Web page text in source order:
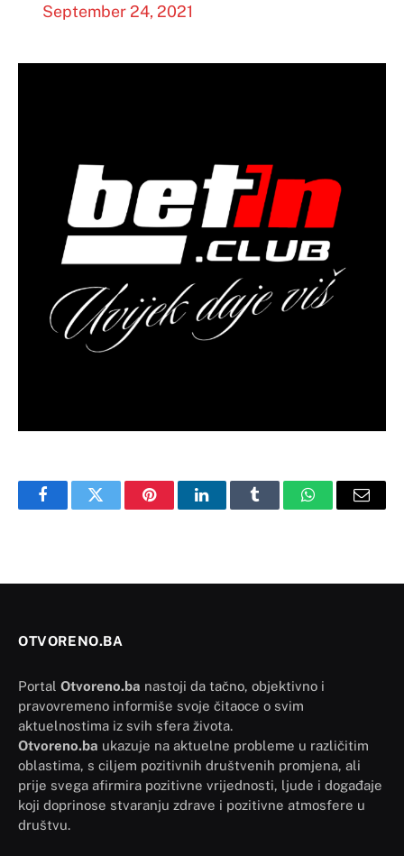
September 24, 2021
FacebookTwitter PinterestLinkedInTumblr WhatsAppEmail
OTVORENO.BA
Portal Otvoreno.ba nastoji da tačno, objektivno i
pravovremeno informiše svoje čitaoce o svim
aktuelnostima iz svih sfera života.
Otvoreno.ba ukazuje na aktuelne probleme u različitim
oblastima, s ciljem pozitivnih društvenih promjena, ali
prije svega afirmira pozitivne vrijednosti, ljude i događaje
koji doprinose stvaranju zdrave i pozitivne atmosfere u
društvu.